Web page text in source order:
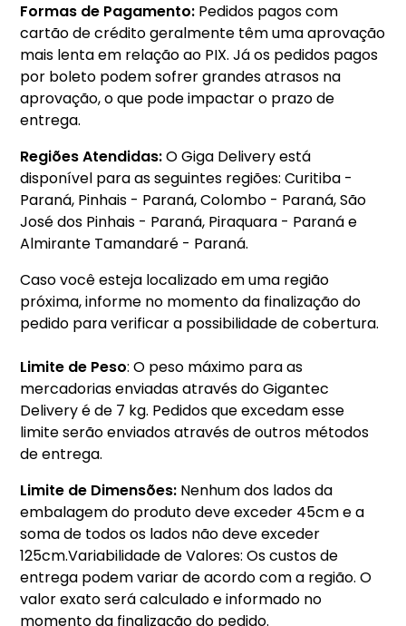
Formas de Pagamento: Pedidos pagos com
cartão de crédito geralmente têm uma aprovação
mais lenta em relação ao PIX. Já os pedidos pagos
por boleto podem sofrer grandes atrasos na
aprovação, o que pode impactar o prazo de
entrega.
Regiões Atendidas:O Giga Delivery está
disponível para as seguintes regiões: Curitiba -
Paraná, Pinhais - Paraná, Colombo - Paraná, São
José dos Pinhais - Paraná, Piraquara - Paraná e
Almirante Tamandaré - Paraná.
Caso você esteja localizado em uma região
próxima, informe no momento da finalização do
pedido para verificar a possibilidade de cobertura.
Limite de Peso: O peso máximo para as
mercadorias enviadas através do Gigantec
Delivery é de 7 kg. Pedidos que excedam esse
limite serão enviados através de outros métodos
de entrega.
Limite de Dimensões: Nenhum dos lados da
embalagem do produto deve exceder 45cm e a
soma de todos os lados não deve exceder
125cm.Variabilidade de Valores: Os custos de
entrega podem variar de acordo com a região. O
valor exato será calculado e informado no
momento da finalização do pedido.